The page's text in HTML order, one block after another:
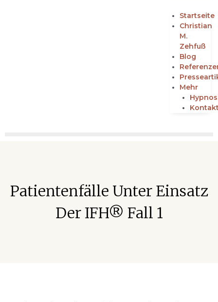
Startseite
Christian
M.
Zehfuß
Blog
Mehr
Patientenfälle Unter Einsatz
Der IFH® Fall 1